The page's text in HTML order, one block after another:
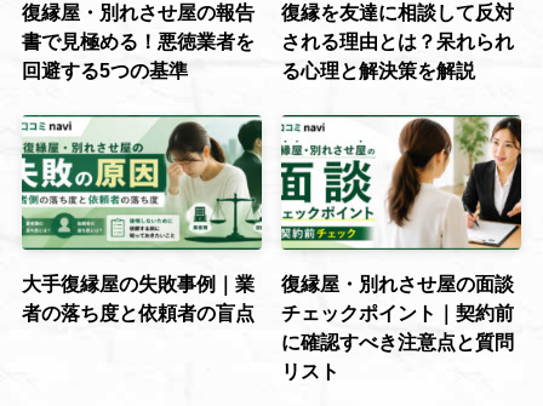
復縁屋・別れさせ屋の報告
書で見極める！悪徳業者を
回避する5つの基準
復縁を友達に相談して反対
される理由とは？呆れられ
る心理と解決策を解説
大手復縁屋の失敗事例｜業
者の落ち度と依頼者の盲点
復縁屋・別れさせ屋の面談
チェックポイント｜契約前
に確認すべき注意点と質問
リスト